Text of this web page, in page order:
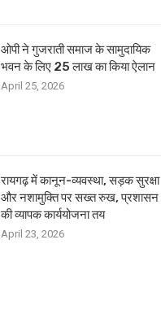
ओपी ने गुजराती समाज के सामुदायिक
भवन के लिए 25 लाख का किया ऐलान
April 25, 2026
रायगढ़ में कानून-व्यवस्था, सड़क सुरक्षा
और नशामुक्ति पर सख्त रुख, प्रशासन
की व्यापक कार्ययोजना तय
April 23, 2026